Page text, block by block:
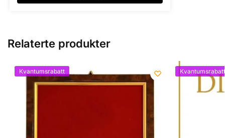
Relaterte produkter
Kvantumsrabatt Kvantumsrabatt